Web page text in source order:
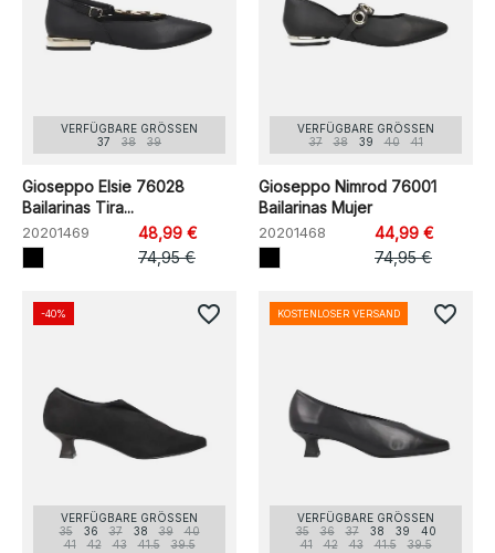
VERFÜGBARE GRÖSSEN
37
38 39
Gioseppo Elsie 76028
Bailarinas Tira...
20201469
48,99 €
74,95 €
VERFÜGBARE GRÖSSEN
37
38 39 40 41
Gioseppo Nimrod 76001
Bailarinas Mujer
20201468
44,99 €
74,95 €
VERFÜGBARE GRÖSSEN
35
36 37 38 39
40
41
42 43 41.5 39.5
-40% favorite_border
VERFÜGBARE GRÖSSEN
35
36 37 38 39
40
41
42 43 41.5 39.5
KOSTENLOSER VERSAND favorite_border